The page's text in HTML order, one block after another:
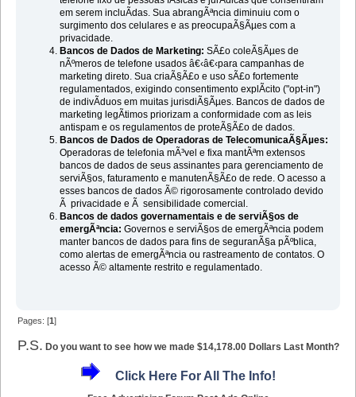
em serem incluÃ­das. Sua abrangÃªncia diminuiu com o
surgimento dos celulares e as preocupaÃ§Ãµes com a
privacidade.
Bancos de Dados de Marketing: SÃ£o coleÃ§Ãµes de
nÃºmeros de telefone usados â€‹â€‹para campanhas de
marketing direto. Sua criaÃ§Ã£o e uso sÃ£o fortemente
regulamentados, exigindo consentimento explÃ­cito ("opt-in")
de indivÃ­duos em muitas jurisdiÃ§Ãµes. Bancos de dados de
marketing legÃ­timos priorizam a conformidade com as leis
antispam e os regulamentos de proteÃ§Ã£o de dados.
Bancos de Dados de Operadoras de TelecomunicaÃ§Ãµes:
Operadoras de telefonia mÃ³vel e fixa mantÃªm extensos
bancos de dados de seus assinantes para gerenciamento de
serviÃ§os, faturamento e manutenÃ§Ã£o de rede. O acesso a
esses bancos de dados Ã© rigorosamente controlado devido
Ã privacidade e Ã sensibilidade comercial.
Bancos de dados governamentais e de serviÃ§os de
emergÃªncia: Governos e serviÃ§os de emergÃªncia podem
manter bancos de dados para fins de seguranÃ§a pÃºblica,
como alertas de emergÃªncia ou rastreamento de contatos. O
acesso Ã© altamente restrito e regulamentado.
Pages: [1]
P.S. Do you want to see how we made $14,178.00 Dollars Last Month?
Click Here For All The Info!